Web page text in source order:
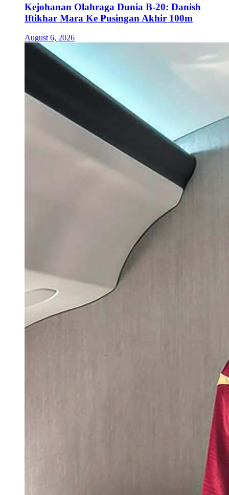
Kejohanan Olahraga Dunia B-20: Danish
Iftikhar Mara Ke Pusingan Akhir 100m
August 6, 2026